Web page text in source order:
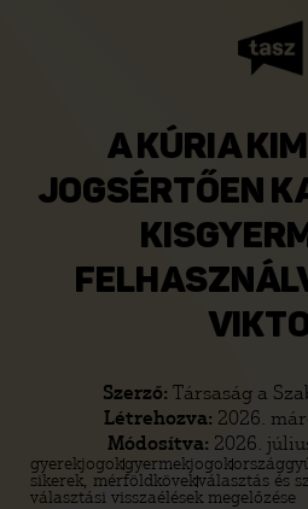
A KÚRIA
JOGSÉRTŐEN
Szerző: Társaság a
Létrehozva: 2026.
Módosítva: 2026.
gyerekjogokgyermekjogok
sikerek, mérföldkövekválasztás és
választási visszaélések megelőzése